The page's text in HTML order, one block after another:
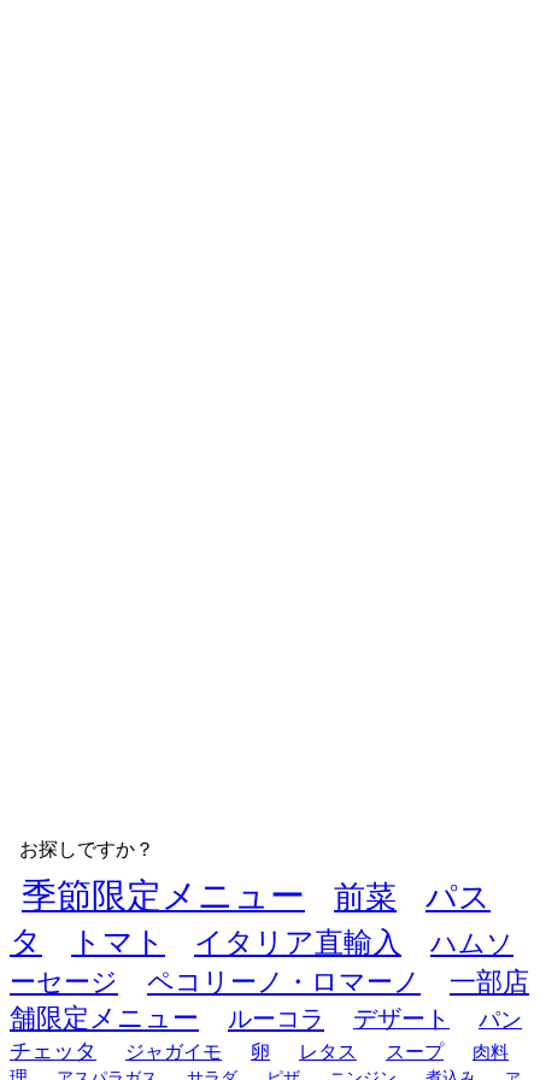
お探しですか？
季節限定メニュー 前菜
パス
タ
トマト イタリア直輸入
ハムソ
ーセージ
ペコリーノ・ロマーノ
一部店
舗限定メニュー
ルーコラ デザート
パン
チェッタ
ジャガイモ 卵 レタス スープ
肉料